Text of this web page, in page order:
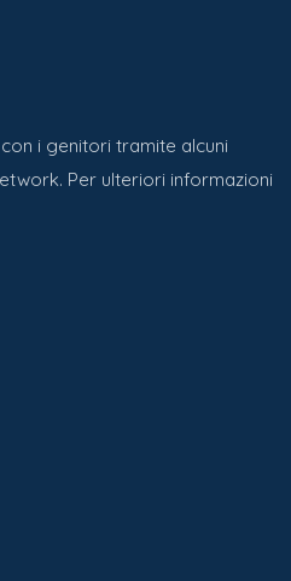
i genitori tramite alcuni
Per ulteriori informazioni